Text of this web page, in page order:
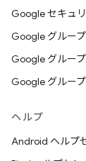
Google セキュ
Google グルー
Google グルー
Google グルー
ヘルプ
Android ヘルプ